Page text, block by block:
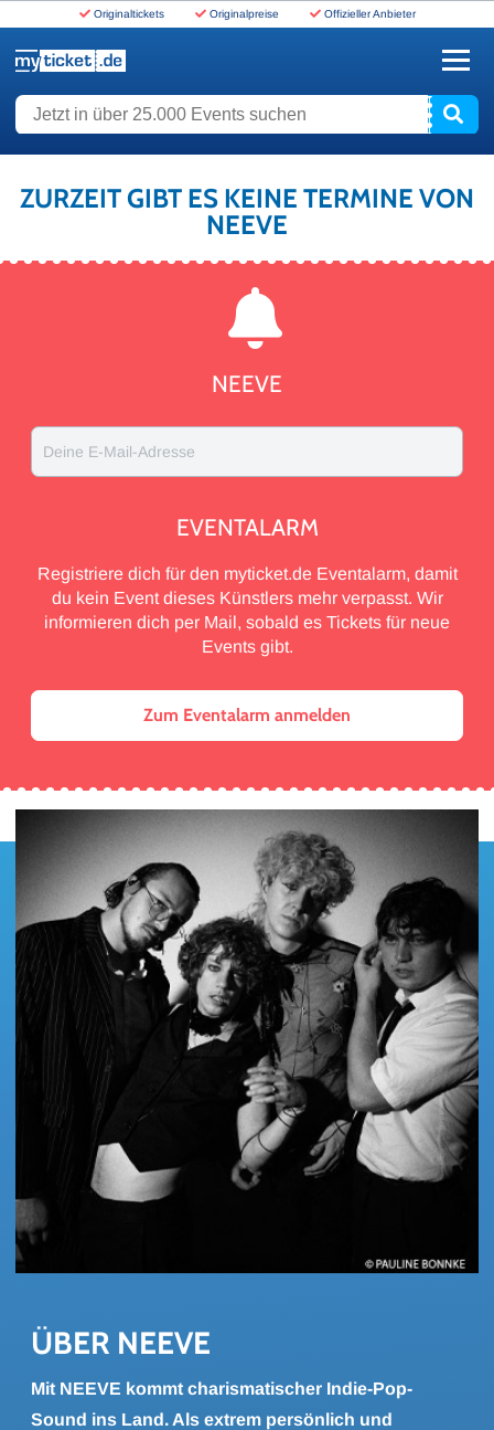
Originaltickets Originalpreise Offizieller Anbieter
Jetzt in über 25.000 Events suchen
ZURZEIT GIBT ES KEINE TERMINE VON
NEEVE
NEEVE
Deine E-Mail-Adresse
EVENTALARM
Registriere dich für den myticket.de Eventalarm, damit
du kein Event dieses Künstlers mehr verpasst. Wir
informieren dich per Mail, sobald es Tickets für neue
Events gibt.
Zum Eventalarm anmelden
ÜBER NEEVE
Mit NEEVE kommt charismatischer Indie-Pop-
Sound ins Land. Als extrem persönlich und